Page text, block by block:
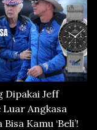
Dipakai Jeff
Luar Angkasa
Kamu ‘Beli’!